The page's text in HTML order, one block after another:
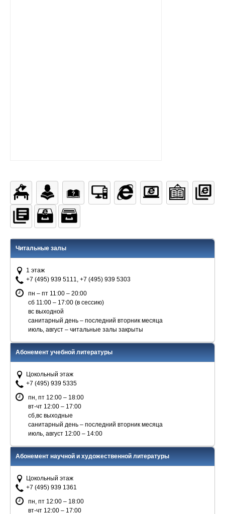
Читальные залы
1 этаж
+7 (495) 939 5111, +7 (495) 939 5303
пн – пт 11:00 – 20:00
сб 11:00 – 17:00 (в сессию)
вс выходной
санитарный день – последний вторник месяца
июль, август – читальные залы закрыты
Абонемент учебной литературы
Цокольный этаж
+7 (495) 939 5335
пн, пт 12:00 – 18:00
вт-чт 12:00 – 17:00
сб,вс выходные
санитарный день – последний вторник месяца
июль, август 12:00 – 14:00
Абонемент научной и художественной литературы
Цокольный этаж
+7 (495) 939 1361
пн, пт 12:00 – 18:00
вт-чт 12:00 – 17:00